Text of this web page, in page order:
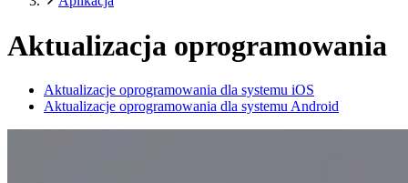
Aktualizacja oprogramowania
Aktualizacje oprogramowania dla systemu iOS
Aktualizacje oprogramowania dla systemu Android